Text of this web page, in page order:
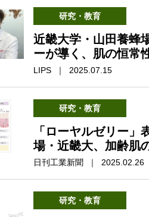
研究・教育
近畿大学・山田養蜂
ーが導く、肌の恒常
LIPS ｜ 2025.07.15
研究・教育
「ローヤルゼリー
場・近畿大、加齢肌
日刊工業新聞 ｜ 2025.02.26
研究・教育